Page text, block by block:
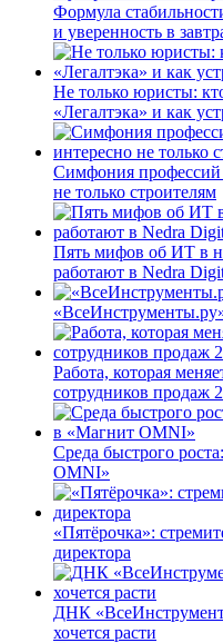
Формула
и уверенность в
Не только юристы:
«Легалтэка» и как
Симфония профессий
не только строителям
Пять мифов об ИТ в
работают в Nedra
Работа, которая
сотрудников продаж
Среда быстрого
OMNI»
«Пятёрочка»:
директора
ДНК
хочется расти